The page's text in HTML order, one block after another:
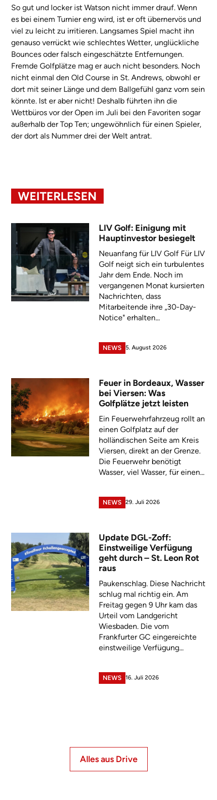
So gut und locker ist Watson nicht immer drauf. Wenn
es bei einem Turnier eng wird, ist er oft übernervös und
viel zu leicht zu irritieren. Langsames Spiel macht ihn
genauso verrückt wie schlechtes Wetter, unglückliche
Bounces oder falsch eingeschätzte Entfernungen.
Fremde Golfplätze mag er auch nicht besonders. Noch
nicht einmal den Old Course in St. Andrews, obwohl er
dort mit seiner Länge und dem Ballgefühl ganz vorn sein
könnte. Ist er aber nicht! Deshalb führten ihn die
Wettbüros vor der Open im Juli bei den Favoriten sogar
außerhalb der Top Ten; ungewöhnlich für einen Spieler,
der dort als Nummer drei der Welt antrat.
WEITERLESEN
LIV Golf: Einigung mit
Hauptinvestor besiegelt
Neuanfang für LIV Golf Für LIV
Golf neigt sich ein turbulentes
Jahr dem Ende. Noch im
vergangenen Monat kursierten
Nachrichten, dass
Mitarbeitende ihre „30-Day-
Notice" erhalten...
NEWS 5. August 2026
Feuer in Bordeaux, Wasser
bei Viersen: Was
Golfplätze jetzt leisten
Ein Feuerwehrfahrzeug rollt an
einen Golfplatz auf der
holländischen Seite am Kreis
Viersen, direkt an der Grenze.
Die Feuerwehr benötigt
Wasser, viel Wasser, für einen...
NEWS 29. Juli 2026
Update DGL-Zoff:
Einstweilige Verfügung
geht durch – St. Leon Rot
raus
Paukenschlag. Diese Nachricht
schlug mal richtig ein. Am
Freitag gegen 9 Uhr kam das
Urteil vom Landgericht
Wiesbaden. Die vom
Frankfurter GC eingereichte
einstweilige Verfügung...
NEWS 16. Juli 2026
Alles aus Drive